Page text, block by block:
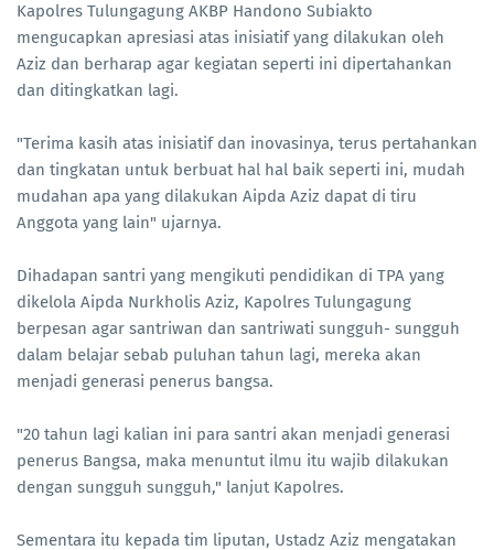
Kapolres Tulungagung AKBP Handono Subiakto
mengucapkan apresiasi atas inisiatif yang dilakukan oleh
Aziz dan berharap agar kegiatan seperti ini dipertahankan
dan ditingkatkan lagi.
"Terima kasih atas inisiatif dan inovasinya, terus pertahankan
dan tingkatan untuk berbuat hal hal baik seperti ini, mudah
mudahan apa yang dilakukan Aipda Aziz dapat di tiru
Anggota yang lain" ujarnya.
Dihadapan santri yang mengikuti pendidikan di TPA yang
dikelola Aipda Nurkholis Aziz, Kapolres Tulungagung
berpesan agar santriwan dan santriwati sungguh- sungguh
dalam belajar sebab puluhan tahun lagi, mereka akan
menjadi generasi penerus bangsa.
"20 tahun lagi kalian ini para santri akan menjadi generasi
penerus Bangsa, maka menuntut ilmu itu wajib dilakukan
dengan sungguh sungguh," lanjut Kapolres.
Sementara itu kepada tim liputan, Ustadz Aziz mengatakan